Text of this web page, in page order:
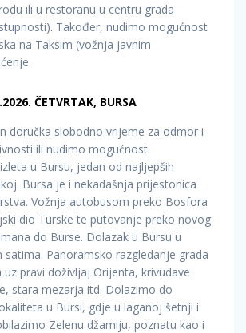
ili u restoranu u centru grada
Također, nudimo mogućnost
na Taksim (vožnja javnim
ČETVRTAK, BURSA
doručka slobodno vrijeme za odmor i
ili nudimo mogućnost
u Bursu, jedan od najljepših
Bursa je i nekadašnja prijestonica
Vožnja autobusom preko Bosfora
dio Turske te putovanje preko novog
do Burse. Dolazak u Bursu u
satima. Panoramsko razgledanje grada
pravi doživljaj Orijenta, krivudave
stara mezarja itd. Dolazimo do
u Bursi, gdje u laganoj šetnji i
Zelenu džamiju, poznatu kao i